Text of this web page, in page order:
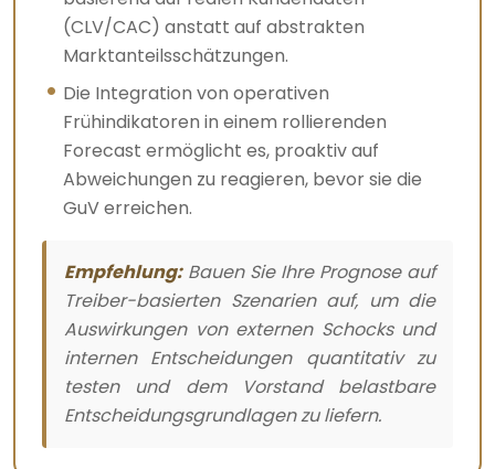
(CLV/CAC) anstatt auf abstrakten
Marktanteilsschätzungen.
Die Integration von operativen
Frühindikatoren in einem rollierenden
Forecast ermöglicht es, proaktiv auf
Abweichungen zu reagieren, bevor sie die
GuV erreichen.
Empfehlung:Bauen Sie Ihre Prognose auf
Treiber-basierten Szenarien auf, um die
Auswirkungen von externen Schocks und
internen Entscheidungen quantitativ zu
testen und dem Vorstand belastbare
Entscheidungsgrundlagen zu liefern.